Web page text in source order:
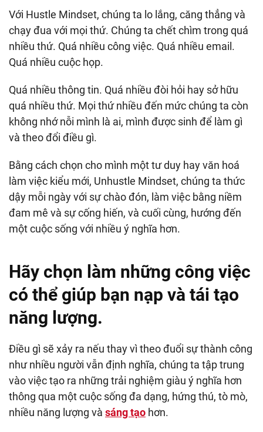
Với Hustle Mindset, chúng ta lo lắng, căng thẳng và
chạy đua với mọi thứ. Chúng ta chết chìm trong quá
nhiều thứ. Quá nhiều công việc. Quá nhiều email.
Quá nhiều cuộc họp.
Quá nhiều thông tin. Quá nhiều đòi hỏi hay sở hữu
quá nhiều thứ. Mọi thứ nhiều đến mức chúng ta còn
không nhớ nỗi mình là ai, mình được sinh để làm gì
và theo đổi điều gì.
Bằng cách chọn cho mình một tư duy hay văn hoá
làm việc kiểu mới, Unhustle Mindset, chúng ta thức
dậy mỗi ngày với sự chào đón, làm việc bằng niềm
đam mê và sự cống hiến, và cuối cùng, hướng đến
một cuộc sống với nhiều ý nghĩa hơn.
Hãy chọn làm những công việc
có thể giúp bạn nạp và tái tạo
năng lượng.
Điều gì sẽ xảy ra nếu thay vì theo đuổi sự thành công
như nhiều người vẫn định nghĩa, chúng ta tập trung
vào việc tạo ra những trải nghiệm giàu ý nghĩa hơn
thông qua một cuộc sống đa dạng, hứng thú, tò mò,
nhiều năng lượng và sáng tạo hơn.